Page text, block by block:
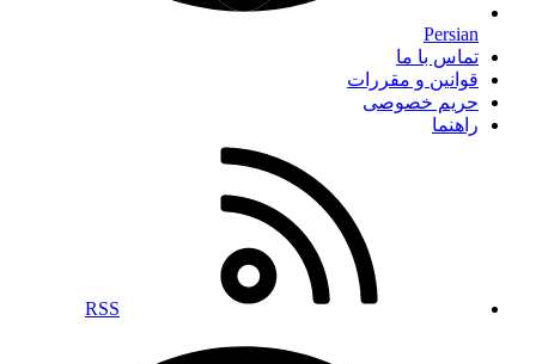
Persian
تماس با ما
قوانین و مقررات
حریم خصوصی
راهنما
RSS